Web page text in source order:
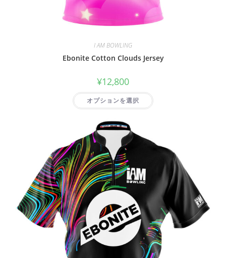
I AM BOWLING
Ebonite Cotton Clouds Jersey
¥12,800
オプションを選択